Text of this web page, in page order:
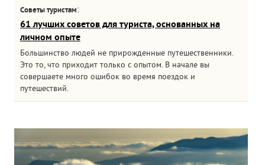
Советы туристам:
61 лучших советов для туриста, основанных на
личном опыте
Большинство людей не прирожденные путешественники.
Это то, что приходит только с опытом. В начале вы
совершаете много ошибок во время поездок и
путешествий.